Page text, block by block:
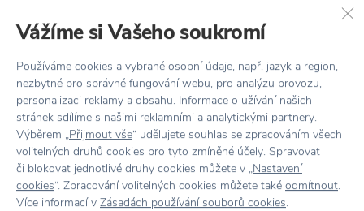
7500+ produktů na výběr
Stojí zapozornost
Vážíme si Vašeho soukromí
Používáme cookies a vybrané osobní údaje, např. jazyk a region,
nezbytné pro správné fungování webu, pro analýzu provozu,
personalizaci reklamy a obsahu. Informace o užívání našich
stránek sdílíme s našimi reklamními a analytickými partnery.
Výběrem „Přijmout vše“ udělujete souhlas se zpracováním všech
volitelných druhů cookies pro tyto zmíněné účely. Spravovat
či blokovat jednotlivé druhy cookies můžete v „Nastavení
cookies“. Zpracování volitelných cookies můžete také odmítnout.
Více informací v Zásadách používání souborů cookies.